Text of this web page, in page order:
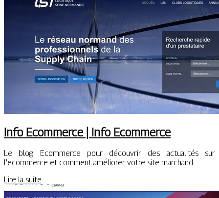
Info Ecommerce | Info Ecommerce
Le blog Ecommerce pour découvrir des actualités sur
l’ecommerce et comment améliorer votre site marchand…
Lire la suite